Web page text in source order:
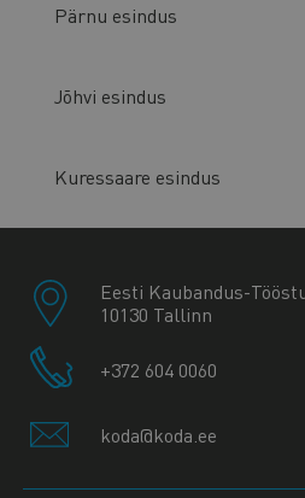
Pärnu esindus
Jõhvi esindus
Kuressaare esindus
Eesti Kaubandus-
10130 Tallinn
+372 604 0060
koda@koda.ee